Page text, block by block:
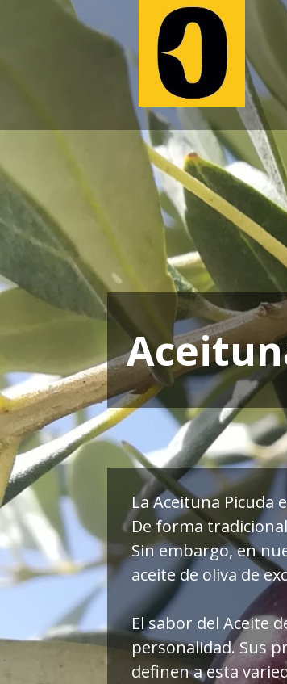
Aceitun
La Aceituna Picuda
De forma
Sin embargo, en
aceite de oliva de
El sabor del Aceite
personalidad. Sus
definen a esta